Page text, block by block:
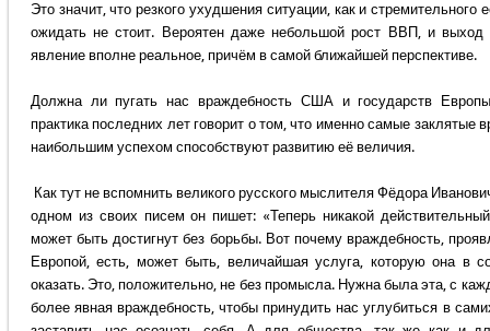
Это значит, что резкого ухудшения ситуации, как и стремительного
ожидать не стоит. Вероятен даже небольшой рост ВВП, и выход
явление вполне реальное, причём в самой ближайшей перспективе.
Должна ли пугать нас враждебность США и государств
практика последних лет говорит о том, что именно самые заклятые
наибольшим успехом способствуют развитию её величия.
Как тут не вспомнить великого русского мыслителя Фёдора
одном из своих писем он пишет: «Теперь никакой
может быть достигнут без борьбы. Вот почему враждебность,
Европой, есть, может быть, величайшая услуга, которую она в
оказать. Это, положительно, не без промысла. Нужна была эта, с
более явная враждебность, чтобы принудить нас углубиться в